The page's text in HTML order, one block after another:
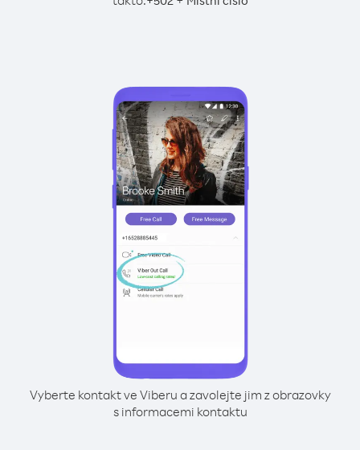
Vyberte kontakt ve Viberu a zavolejte jim z obrazovky
s informacemi kontaktu